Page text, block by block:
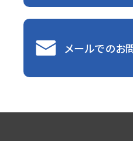
メールでのお